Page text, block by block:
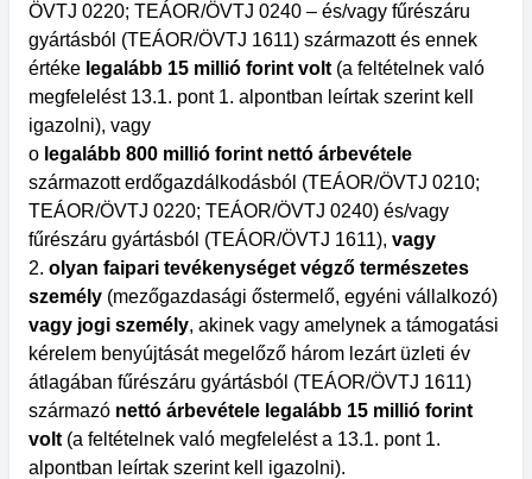
ÖVTJ 0220; TEÁOR/ÖVTJ 0240 – és/vagy fűrészáru
gyártásból (TEÁOR/ÖVTJ 1611) származott és ennek
értéke legalább 15 millió forint volt (a feltételnek való
megfelelést 13.1. pont 1. alpontban leírtak szerint kell
igazolni), vagy
o legalább 800 millió forint nettó árbevétele
származott erdőgazdálkodásból (TEÁOR/ÖVTJ 0210;
TEÁOR/ÖVTJ 0220; TEÁOR/ÖVTJ 0240) és/vagy
fűrészáru gyártásból (TEÁOR/ÖVTJ 1611), vagy
2. olyan faipari tevékenységet végző természetes
személy (mezőgazdasági őstermelő, egyéni vállalkozó)
vagy jogi személy, akinek vagy amelynek a támogatási
kérelem benyújtását megelőző három lezárt üzleti év
átlagában fűrészáru gyártásból (TEÁOR/ÖVTJ 1611)
származó nettó árbevétele legalább 15 millió forint
volt (a feltételnek való megfelelést a 13.1. pont 1.
alpontban leírtak szerint kell igazolni).